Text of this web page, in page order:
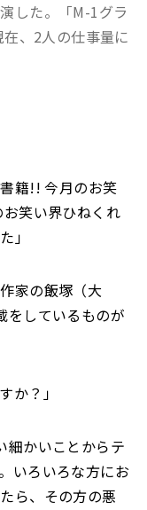
した。「M-1グラ
、2人の仕事量に
籍!! 今月のお笑
笑い界ひねくれ
」
作家の飯塚（大
をしているものが
か？」
細かいことからテ
いろいろな方にお
ら、その方の悪